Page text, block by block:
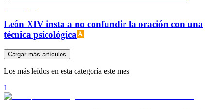
León XIV insta a no confundir la oración con una
técnica psicológica
Cargar más artículos
Los más leídos en esta categoría este mes
1